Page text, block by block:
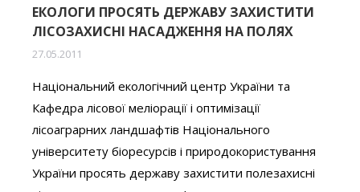
ЕКОЛОГИ ПРОСЯТЬ ДЕРЖАВУ ЗАХИСТИТИ
ЛІСОЗАХИСНІ НАСАДЖЕННЯ НА ПОЛЯХ
27.05.2011
Національний екологічний центр України та
Кафедра лісової меліорації і оптимізації
лісоаграрних ландшафтів Національного
університету біоресурсів і природокористування
України просять державу захистити полезахисні